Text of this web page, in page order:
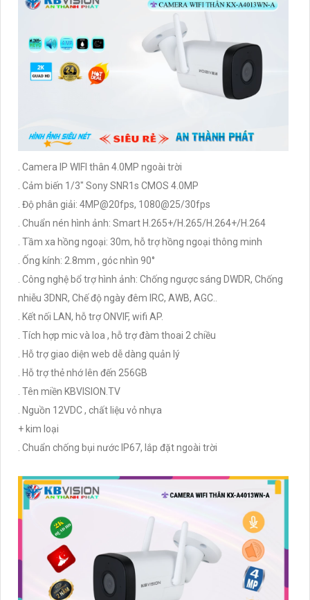
. Camera IP WIFI thân 4.0MP ngoài trời
. Cảm biến 1/3" Sony SNR1s CMOS 4.0MP
. Độ phân giải: 4MP@20fps, 1080@25/30fps
. Chuẩn nén hình ảnh: Smart H.265+/H.265/H.264+/H.264
. Tầm xa hồng ngoại: 30m, hỗ trợ hồng ngoại thông minh
. Ống kính: 2.8mm , góc nhìn 90°
. Công nghệ bổ trợ hình ảnh: Chống ngược sáng DWDR, Chống
nhiễu 3DNR, Chế độ ngày đêm IRC, AWB, AGC..
. Kết nối LAN, hỗ trợ ONVIF, wifi AP.
. Tích hợp mic và loa , hỗ trợ đàm thoai 2 chiều
. Hỗ trợ giao diện web dễ dàng quản lý
. Hỗ trợ thẻ nhớ lên đến 256GB
. Tên miền KBVISION.TV
. Nguồn 12VDC , chất liệu vỏ nhựa
+ kim loại
. Chuẩn chống bụi nước IP67, lắp đặt ngoài trời